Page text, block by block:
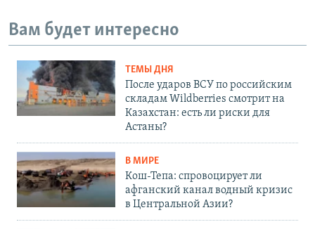
Вам будет интересно
ТЕМЫ ДНЯ
После ударов ВСУ по российским
складам Wildberries смотрит на
Казахстан: есть ли риски для
Астаны?
В МИРЕ
Кош-Тепа: спровоцирует ли
афганский канал водный кризис
в Центральной Азии?